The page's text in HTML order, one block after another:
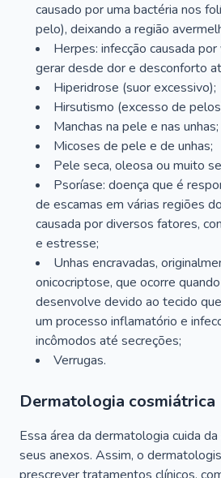
causado por uma bactéria nos
pelo), deixando a região
Herpes: infecção causada
gerar desde dor e desconforto
Hiperidrose (suor excessivo);
Hirsutismo (excesso de
Manchas na pele e nas unhas;
Micoses de pele e de unhas;
Pele seca, oleosa ou muito
Psoríase: doença que é
de escamas em várias regiões
causada por diversos fatores,
e estresse;
Unhas encravadas,
onicocriptose, que ocorre
desenvolve devido ao tecido
um processo inflamatório e
incômodos até secreções;
Verrugas.
Dermatologia cosmiátrica
Essa área da dermatologia cuida
seus anexos. Assim, o